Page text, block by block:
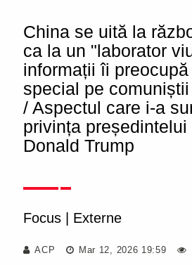
China se uită la
ca la un "laborator
informații îi
special pe
/ Aspectul care i-a
privința președintelui
Donald Trump
Focus Externe
ACP Mar 12, 2026 19:59